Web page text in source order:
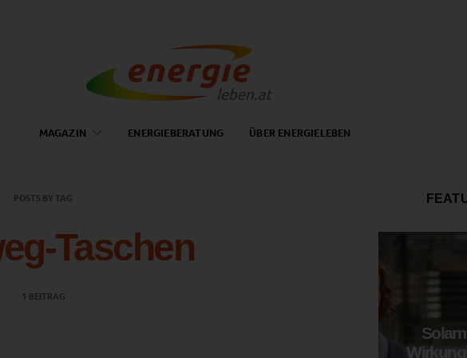
MAGAZIN ENERGIEBERATUNG ÜBER ENERGIELEBEN
POSTS BY TAG
Taschen
1 BEITRAG